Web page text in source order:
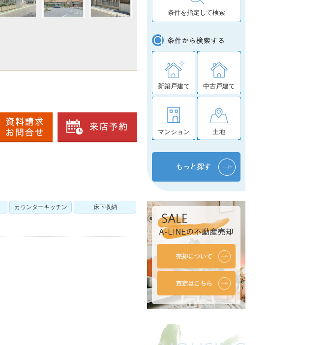
カウンターキッチン 床下収納
条件を指定して検索
新築戸建て 中古戸建て
マンション 土地